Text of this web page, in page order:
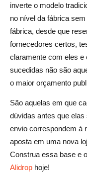
inverte o modelo
no nível da fábrica
fábrica, desde que
fornecedores certos,
claramente com eles
sucedidas não são
o maior orçamento
São aquelas em que
dúvidas antes que
envio correspondem à
aposta em uma nova
Construa essa base e
Alidrop hoje!